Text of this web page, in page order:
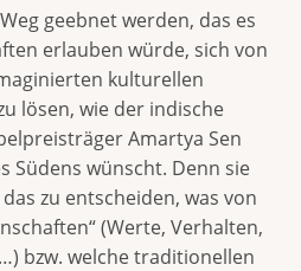
geebnet werden, das es
erlauben würde, sich von
kulturellen
lösen, wie der indische
Amartya Sen
Südens wünscht. Denn sie
zu entscheiden, was von
(Werte, Verhalten,
bzw. welche traditionellen